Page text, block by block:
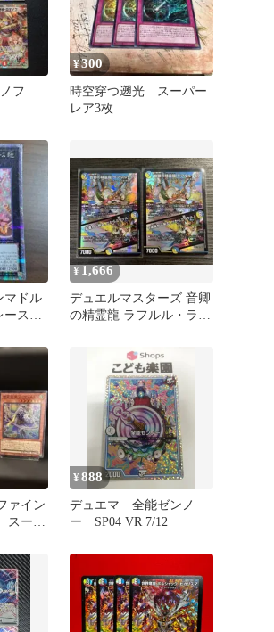
フ
¥300
時空穿つ遡光 スーパー
レア3枚
ドル
ース
¥ 1,666
デュエルマスターズ 音卿
の精霊龍 ラフルル・ラブ
ァイン
スーパ
¥888
デュエマ 全能ゼンノ
ー SP04 VR 7/12